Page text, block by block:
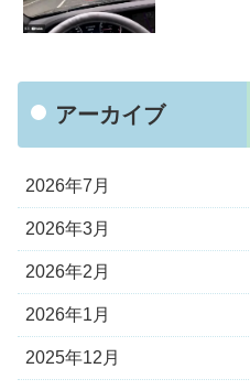
アーカイブ
2026年7月
2026年3月
2026年2月
2026年1月
2025年12月